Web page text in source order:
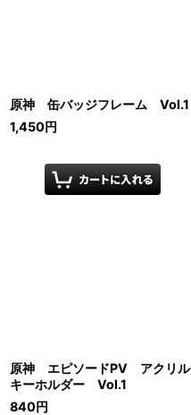
原神 缶バッジフレーム Vol.1
1,450円
原神 エピソードPV アクリル
キーホルダー Vol.1
840円